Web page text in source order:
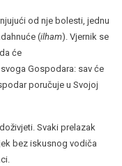
od nje bolesti, jednu
(ilham). Vjernik se
će
Gospodara: sav će
poručuje u Svojoj
Svaki prelazak
bez iskusnog vodiča